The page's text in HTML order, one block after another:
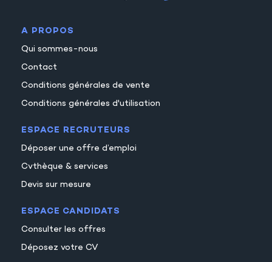
A PROPOS
Qui sommes-nous
Contact
Conditions générales de vente
Conditions générales d'utilisation
ESPACE RECRUTEURS
Déposer une offre d’emploi
Cvthèque & services
Devis sur mesure
ESPACE CANDIDATS
Consulter les offres
Déposez votre CV